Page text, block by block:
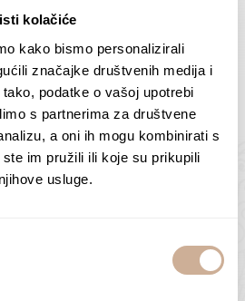
kolačiće
kako bismo personalizirali
značajke društvenih medija i
podatke o vašoj upotrebi
s partnerima za društvene
a oni ih mogu kombinirati s
im pružili ili koje su prikupili
usluge.
€Raspon
cijena:
od
75,00 €
138,00 €
Antarktika – krajolik
2
75,00€ – 138,00€Raspon
cijena:
od
ODABERI OPCIJE